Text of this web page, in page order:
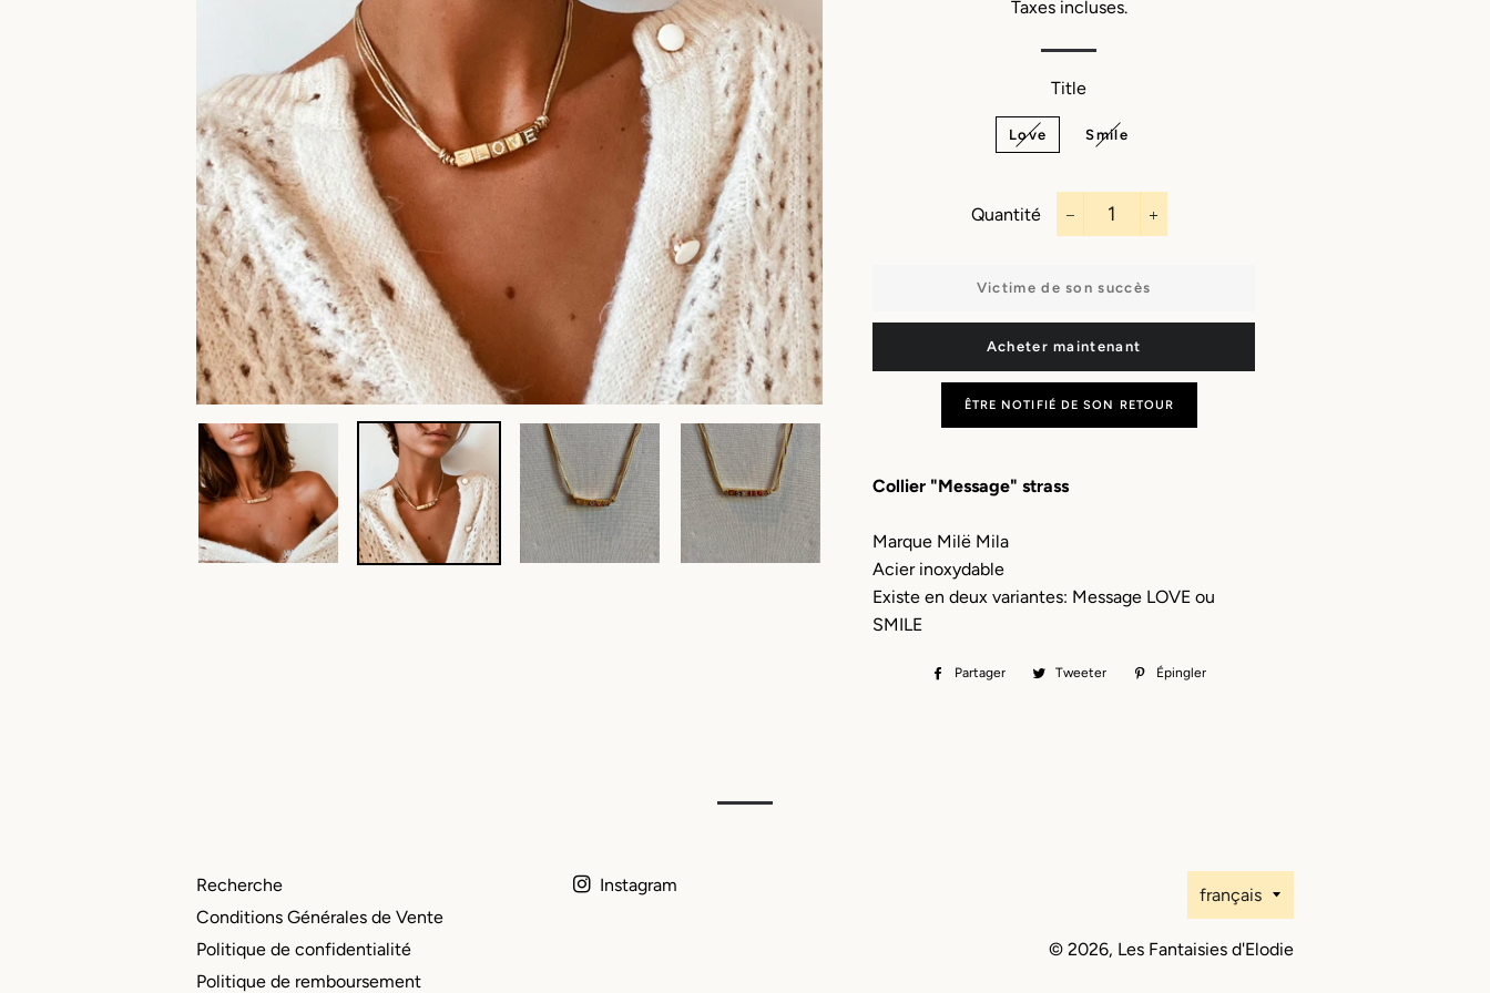
Sautoirs
Boucles
d'oreilles
Charms & bijoux
à personnaliser
Porte-monnaie
Écharpes
Masques
Manchettes
Taxes incluses.
Title
Love Smile
Quantité
−
+
Victime de son succès
Acheter maintenant
ÊTRE NOTIFIÉ DE SON RETOUR
Collier "Message" strass
Marque Milë Mila
Acier inoxydable
Existe en deux variantes: Message LOVE ou
SMILE
Partager
PartagerTweeter
TweeterÉpingler
Recherche
Conditions Générales de Vente
Politique de confidentialité
Politique de remboursement
Instagram Langue
français
© 2026, Les Fantaisies d'Elodie